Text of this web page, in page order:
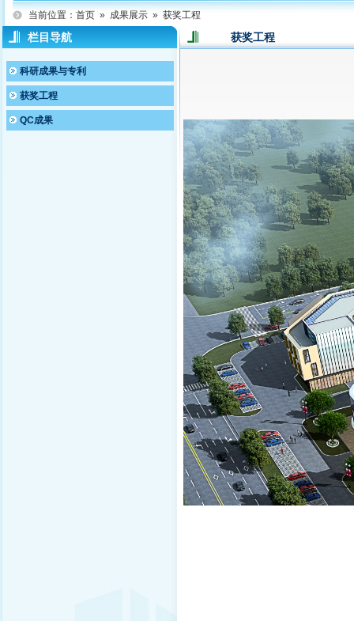
当前位置： 首页 » 成果展示 » 获奖工程
栏目导航
科研成果与专利
获奖工程
QC成果
获奖工程